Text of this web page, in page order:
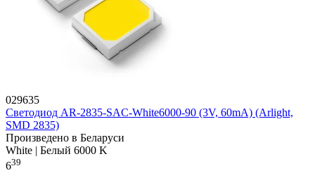
029635
Светодиод AR-2835-SAC-White6000-90 (3V, 60mA) (Arlight,
SMD 2835)
Произведено в Беларуси
White | Белый 6000 K
639